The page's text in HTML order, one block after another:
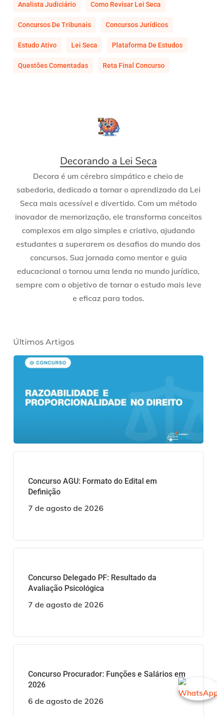
Analista Judiciário Como Revisar Lei Seca
Concursos De Tribunais Concursos Jurídicos
Estudo Ativo Lei Seca Plataforma De Estudos
Questões Comentadas Reta Final Concurso
Decorando a Lei Seca
Decora é um cérebro simpático e cheio de
sabedoria, dedicado a tornar o aprendizado da Lei
Seca mais acessível e divertido. Com um método
inovador de memorização, ele transforma conceitos
complexos em algo simples e criativo, ajudando
estudantes a superarem os desafios do mundo dos
concursos. Sua jornada como mentor e guia
educacional o tornou uma lenda no mundo jurídico,
sempre com o objetivo de tornar o estudo mais leve
e eficaz para todos.
Últimos Artigos
Concurso AGU: Formato do Edital em
Definição
7 de agosto de 2026
Concurso Delegado PF: Resultado da
Avaliação Psicológica
7 de agosto de 2026
Concurso Procurador: Funções e Salários em
2026
6 de agosto de 2026